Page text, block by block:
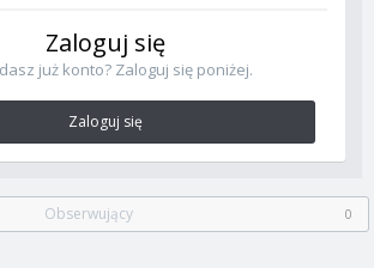
Zaloguj się
już konto? Zaloguj się poniżej.
Zaloguj się
Obserwujący 0